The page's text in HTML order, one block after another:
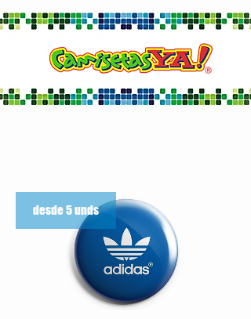
desde 5 unds